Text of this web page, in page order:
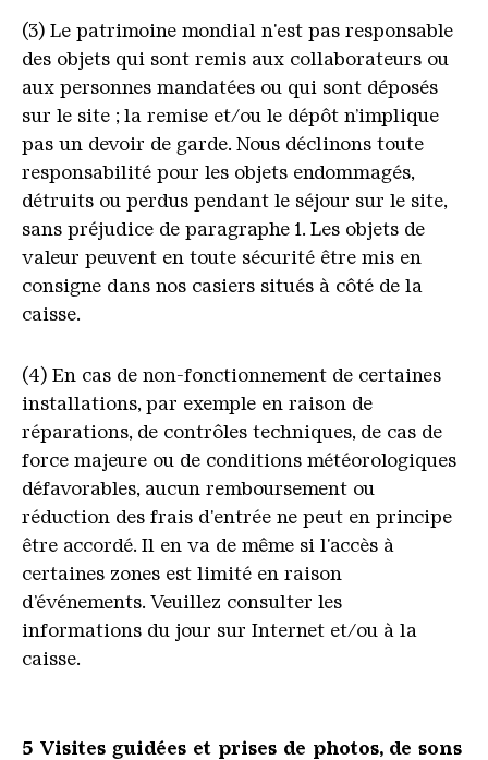
(3) Le patrimoine mondial n'est pas responsable
des objets qui sont remis aux collaborateurs ou
aux personnes mandatées ou qui sont déposés
sur le site ; la remise et/ou le dépôt n’implique
pas un devoir de garde. Nous déclinons toute
responsabilité pour les objets endommagés,
détruits ou perdus pendant le séjour sur le site,
sans préjudice de paragraphe 1. Les objets de
valeur peuvent en toute sécurité être mis en
consigne dans nos casiers situés à côté de la
caisse.
(4) En cas de non-fonctionnement de certaines
installations, par exemple en raison de
réparations, de contrôles techniques, de cas de
force majeure ou de conditions météorologiques
défavorables, aucun remboursement ou
réduction des frais d'entrée ne peut en principe
être accordé. Il en va de même si l'accès à
certaines zones est limité en raison
d’événements. Veuillez consulter les
informations du jour sur Internet et/ou à la
caisse.
5 Visites guidées et prises de photos, de sons